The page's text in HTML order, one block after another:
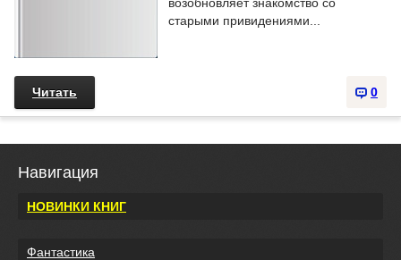
старыми привидениями...
0
Читать
Навигация
НОВИНКИ КНИГ
Фантастика